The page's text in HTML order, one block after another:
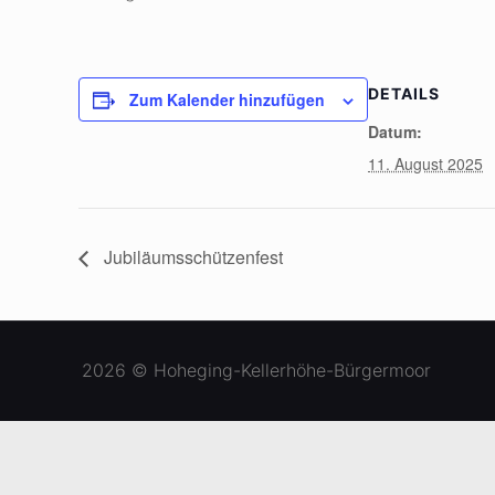
Zum Kalender hinzufügen DETAILS
Datum:
11. August 2025
Jubiläumsschützenfest
2026 © Hoheging-Kellerhöhe-Bürgermoor